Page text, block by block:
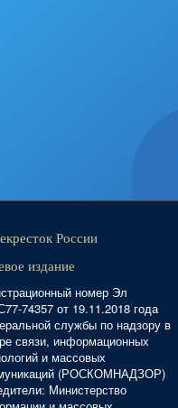
России
издание
номер Эл
74357 от 19.11.2018 года
службы по надзору в
связи, информационных
и массовых
(РОСКОМНАДЗОР)
Министерство